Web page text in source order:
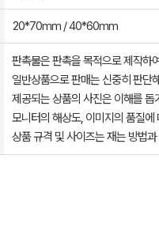
20*70mm / 40*60mm
판촉물은 판촉을 목적으로 제작하
일반상품으로 판매는 신중히 판단
제공되는 상품의 사진은 이해를
모니터의 해상도, 이미지의 품질
상품 규격 및 사이즈는 재는 방법